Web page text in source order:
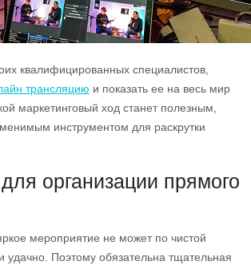
квалифицированных специалистов,
трансляцию и показать ее на весь мир
маркетинговый ход станет полезным,
инструментом для раскрутки
организации прямого
мероприятие не может по чистой
удачно. Поэтому обязательна тщательная